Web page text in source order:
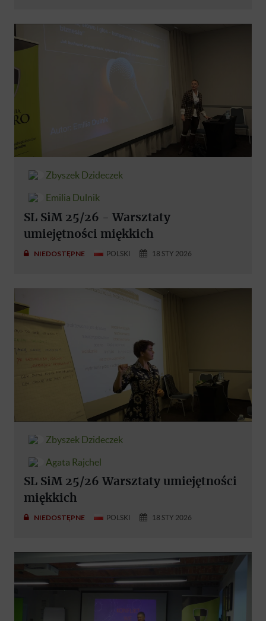
Zbyszek Dzideczek
Emilia Dulnik
SL SiM 25/26 - Warsztaty
umiejętności miękkich
NIEDOSTĘPNE POLSKI 18 STY 2026
Zbyszek Dzideczek
Agata Rajchel
SL SiM 25/26 Warsztaty umiejętności
miękkich
NIEDOSTĘPNE POLSKI 18 STY 2026